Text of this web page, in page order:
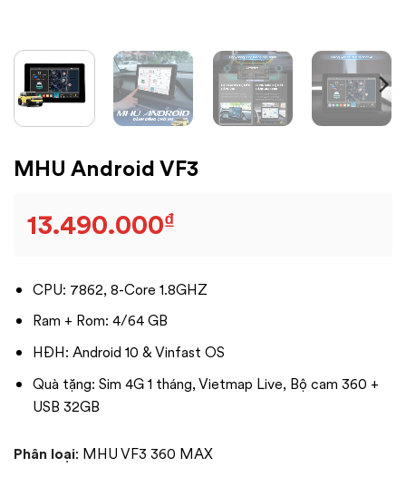
MHU Android VF3
13.490.000₫
Phân loại: MHU VF3 360 MAX
CPU: 7862, 8-Core 1.8GHZ
Ram + Rom: 4/64 GB
HĐH: Android 10 & Vinfast OS
Quà tặng: Sim 4G 1 tháng, Vietmap Live, Bộ cam 360 +
USB 32GB